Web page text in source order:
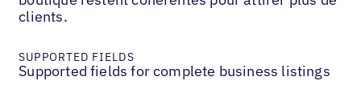
clients.
SUPPORTED FIELDS
Supported fields for complete business listings